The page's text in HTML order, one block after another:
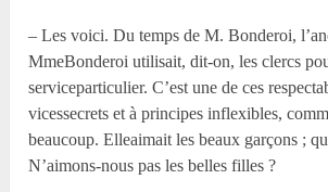
– Les voici. Du temps de M. Bonderoi,
MmeBonderoi utilisait, dit-on, les clercs
serviceparticulier. C’est une de ces
vicessecrets et à principes inflexibles,
beaucoup. Elleaimait les beaux garçons ;
N’aimons-nous pas les belles filles ?